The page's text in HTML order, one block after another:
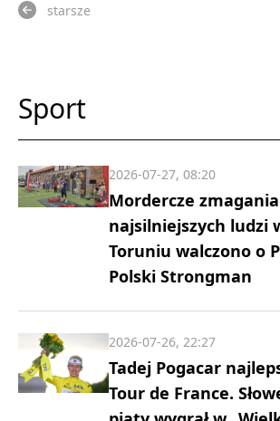
starsze
Sport
Mordercze zmagania
najsilniejszych ludzi
Toruniu walczono o
Polski Strongman
2026-07-27, 08:20
Tadej Pogacar
Tour de France.
2026-07-26, 22:27